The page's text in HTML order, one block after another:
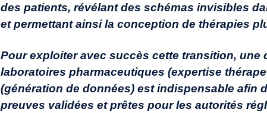
des patients, révélant des schémas invisibles
et permettant ainsi la conception de thérapies
Pour exploiter avec succès cette transition, une
laboratoires pharmaceutiques (expertise
(génération de données) est indispensable afin
preuves validées et prêtes pour les autorités